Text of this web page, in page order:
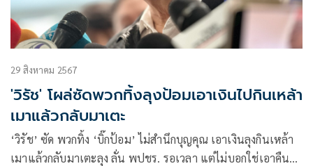
29 สิงหาคม 2567
'วิรัช' โผล่ซัดพวกทิ้งลุงป้อมเอาเงินไปกินเหล้า
เมาแล้วกลับมาเตะ
‘วิรัช’ ซัด พวกทิ้ง ‘บิ๊กป้อม’ ไม่สำนึกบุญคุณ เอาเงินลุงกินเหล้า
เมาแล้วกลับมาเตะลุง ลั่น พปชร. รอเวลา แต่ไม่บอกใช่เอาคืน